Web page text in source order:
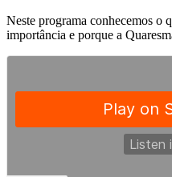
Neste programa conhecemos o
importância e porque a